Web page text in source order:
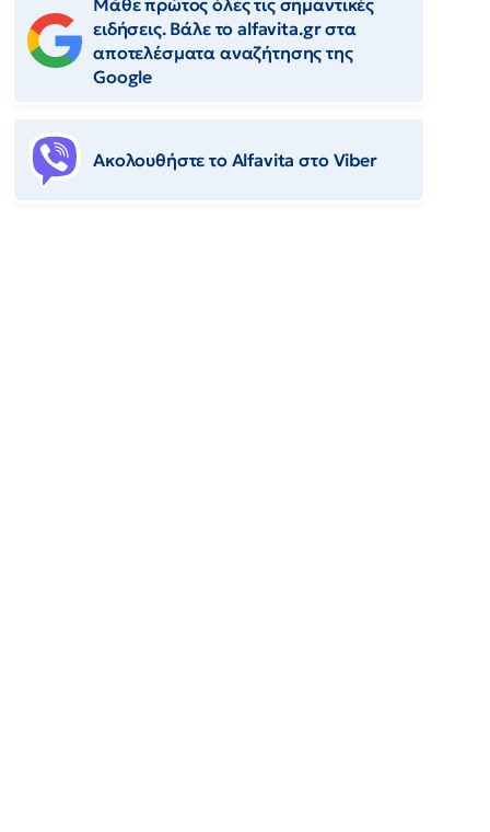
Μάθε πρώτος όλες τις σημαντικές
ειδήσεις. Βάλε το alfavita.gr στα
αποτελέσματα αναζήτησης της
Google
Ακολουθήστε το Αlfavita στο Viber